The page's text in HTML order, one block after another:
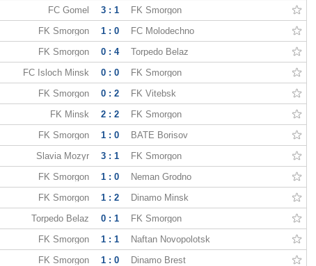
FC Gomel 3 : 1 FK Smorgon
FK Smorgon 1 : 0 FC Molodechno
FK Smorgon 0 : 4 Torpedo Belaz
FC Isloch Minsk 0 : 0 FK Smorgon
FK Smorgon 0 : 2 FK Vitebsk
FK Minsk 2 : 2 FK Smorgon
FK Smorgon 1 : 0 BATE Borisov
Slavia Mozyr 3 : 1 FK Smorgon
FK Smorgon 1 : 0 Neman Grodno
FK Smorgon 1 : 2 Dinamo Minsk
Torpedo Belaz 0 : 1 FK Smorgon
FK Smorgon 1 : 1 Naftan Novopolotsk
FK Smorgon 1 : 0 Dinamo Brest